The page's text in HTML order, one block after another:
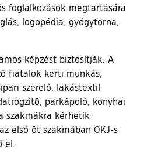
foglalkozások megtartására
logopédia, gyógytorna,
képzést biztosítják. A
fiatalok kerti munkás,
szerelő, lakástextil
parkápoló, konyhai
szakmákra kérhetik
első öt szakmában OKJ-s
el.